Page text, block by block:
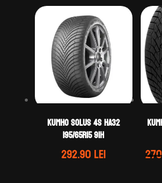
Kumho SOLUS 4S HA32
195/65R15 91H
292.90lei